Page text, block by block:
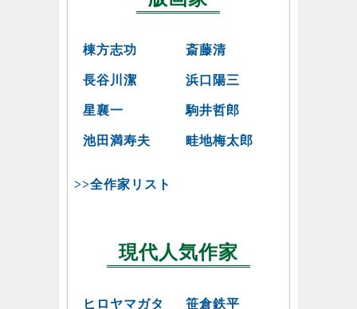
棟方志功 斎藤清
長谷川潔 浜口陽三
星襄一 駒井哲郎
池田満寿夫 畦地梅太郎
>>全作家リスト
現代人気作家
ヒロヤマガタ 笹倉鉄平